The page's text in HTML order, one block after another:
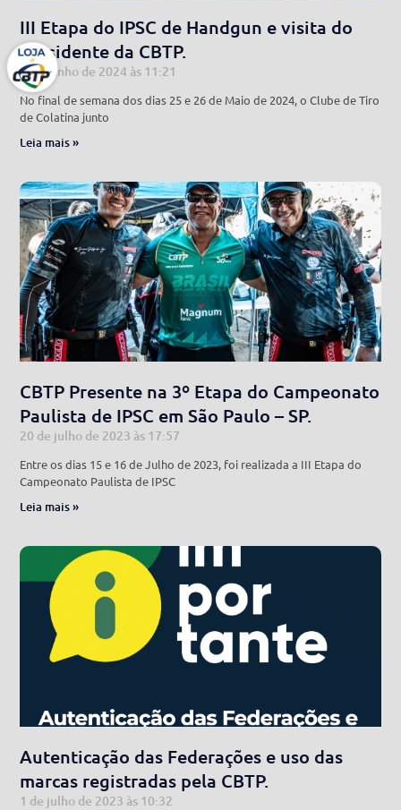
III Etapa do IPSC de Handgun e visita do
Presidente da CBTP.
7 de junho de 2024 11:21
No final de semana dos dias 25 e 26 de Maio de 2024, o Clube de Tiro
de Colatina junto
Leia mais »
CBTP Presente na 3º Etapa do Campeonato
Paulista de IPSC em São Paulo – SP.
20 de julho de 2023 17:57
Entre os dias 15 e 16 de Julho de 2023, foi realizada a III Etapa do
Campeonato Paulista de IPSC
Leia mais »
Autenticação das Federações e uso das
marcas registradas pela CBTP.
1 de julho de 2023 10:32